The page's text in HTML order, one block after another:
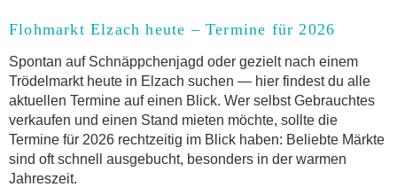
Anmeldung & Standgebühr auf dem Trödelmarkt
Online-Flohmarkt Elzach
Welche Trödelmarkt-Typen gibt es?
Aktuelle Flohmarkt-Termine für Elzach und
Umgebung
Kleinanzeigen Elzach als Alternative zum
Trödelmarkt
Flohmarkt Elzach heute – Termine für 2026
Spontan auf Schnäppchenjagd oder gezielt nach einem
Trödelmarkt heute in Elzach suchen — hier findest du alle
aktuellen Termine auf einen Blick. Wer selbst Gebrauchtes
verkaufen und einen Stand mieten möchte, sollte die
Termine für 2026 rechtzeitig im Blick haben: Beliebte Märkte
sind oft schnell ausgebucht, besonders in der warmen
Jahreszeit.